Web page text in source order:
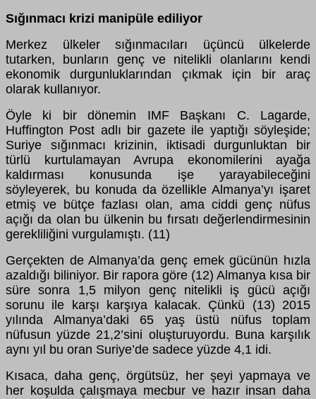
Sığınmacı krizi manipüle ediliyor
Merkez ülkeler sığınmacıları üçüncü ülkelerde
tutarken, bunların genç ve nitelikli olanlarını kendi
ekonomik durgunluklarından çıkmak için bir araç
olarak kullanıyor.
Öyle ki bir dönemin IMF Başkanı C. Lagarde,
Huffington Post adlı bir gazete ile yaptığı söyleşide;
Suriye sığınmacı krizinin, iktisadi durgunluktan bir
türlü kurtulamayan Avrupa ekonomilerini ayağa
kaldırması konusunda işe yarayabileceğini
söyleyerek, bu konuda da özellikle Almanya’yı işaret
etmiş ve bütçe fazlası olan, ama ciddi genç nüfus
açığı da olan bu ülkenin bu fırsatı değerlendirmesinin
gerekliliğini vurgulamıştı. (11)
Gerçekten de Almanya’da genç emek gücünün hızla
azaldığı biliniyor. Bir rapora göre (12) Almanya kısa bir
süre sonra 1,5 milyon genç nitelikli iş gücü açığı
sorunu ile karşı karşıya kalacak. Çünkü (13) 2015
yılında Almanya’daki 65 yaş üstü nüfus toplam
nüfusun yüzde 21,2’sini oluşturuyordu. Buna karşılık
aynı yıl bu oran Suriye’de sadece yüzde 4,1 idi.
Kısaca, daha genç, örgütsüz, her şeyi yapmaya ve
her koşulda çalışmaya mecbur ve hazır insan daha